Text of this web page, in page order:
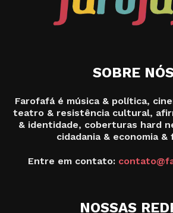
SOBRE NÓS
Farofafá é música & política,
teatro & resistência cultural,
& identidade, coberturas hard
cidadania & economia &
Entre em contato:
NOSSAS